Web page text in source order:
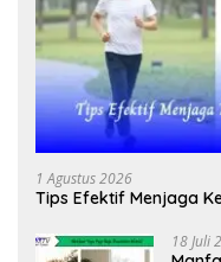
1 Agustus 2026
Tips Efektif Menjaga
18 Juli